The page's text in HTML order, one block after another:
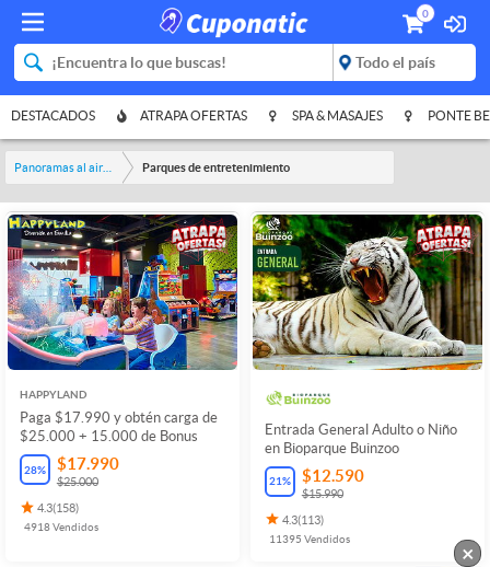
0
DESTACADOS ATRAPA OFERTAS SPA & MASAJES PONTE
Panoramas al aire libre Parques de entretenimiento
HAPPYLAND
Paga $17.990 y obtén carga de
$25.000 + 15.000 de Bonus
28% $17.990
$25.000
4.3(158)
4918Vendidos
Entrada General Adulto o Niño
en Bioparque Buinzoo
21% $12.590
$15.990
4.3(113)
11395 Vendidos
×